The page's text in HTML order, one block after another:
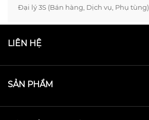
Đại lý 3S (Bán hàng, Dịch vụ, Phụ tùng)
LIÊN HỆ
SẢN PHẨM